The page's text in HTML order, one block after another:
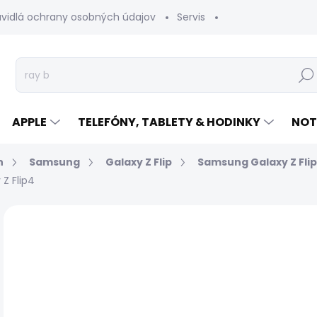
ochrany osobných údajov Servis
Hľadať
APPLE TELEFÓNY, TABLETY & HODINKY
Samsung Galaxy Z Flip Samsung Galaxy Z
Flip4